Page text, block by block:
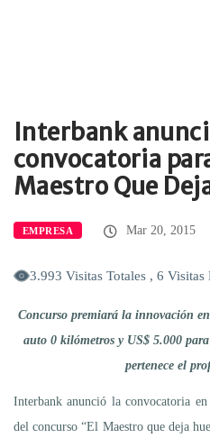
Interbank
convocatoria
Maestro Que
EMPRESA Mar 20, 2015
3.993 Visitas Totales , 6 Visitas
Concurso premiará la innovación
auto 0 kilómetros y US$ 5.000
pertenece el
Interbank anunció la convocatoria
del concurso “El Maestro que deja